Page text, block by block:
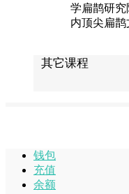
学扁鹊研究
内顶尖扁鹊
其它课程
钱包
充值
余额